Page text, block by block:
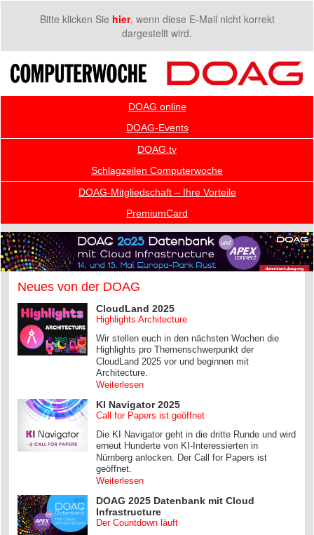
Bitte klicken Sie hier, wenn diese E-Mail nicht korrekt
dargestellt wird.
DOAG online
DOAG-Events
DOAG.tv
Schlagzeilen Computerwoche
DOAG-Mitgliedschaft – Ihre Vorteile
PremiumCard
Neues von der DOAG
CloudLand 2025
Highlights Architecture
Wir stellen euch in den nächsten Wochen die
Highlights pro Themenschwerpunkt der
CloudLand 2025 vor und beginnen mit
Architecture.
Weiterlesen
KI Navigator 2025
Call for Papers ist geöffnet
Die KI Navigator geht in die dritte Runde und wird
erneut Hunderte von KI-Interessierten in
Nürnberg anlocken. Der Call for Papers ist
geöffnet.
Weiterlesen
DOAG 2025 Datenbank mit Cloud
Infrastructure
Der Countdown läuft